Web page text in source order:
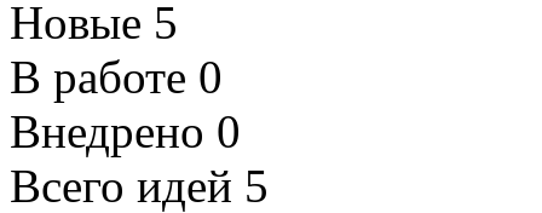
Новые 5
В работе 0
Внедрено 0
Всего идей 5